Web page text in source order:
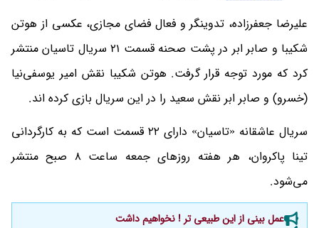
علیرضا جعفرزاده، تدوینگر و فعال فضای مجازی، عکسی از هوتن
شکیبا و صابر ابر در پشت صحنه قسمت 21 سریال تاسیان منتشر
کرد که مورد توجه قرار گرفت. هوتن شکیبا نقش امیر یوسفی‌نیا
(خسرو) و صابر ابر نقش سعید را در این سریال بازی کرده اند.
سریال عاشقانه «تاسیان» دارای ۲۲ قسمت است که به کارگردانی
تینا پاکروان، هر هفته روزهای جمعه ساعت ۸ صبح منتشر
می‌شود.
عمل بینی از این طبیعی تر ! نخواهیم داشت